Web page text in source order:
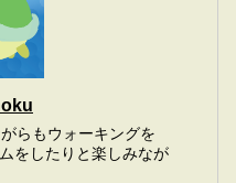
らもウォーキングを
をしたりと楽しみなが